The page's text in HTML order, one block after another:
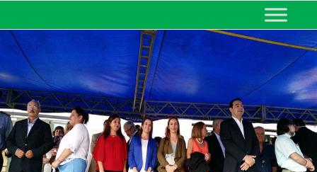
MINISTERIO DE EDUCACIÓN
DE CORRIENTES